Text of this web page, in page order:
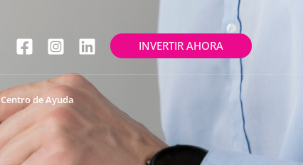
INVERTIR AHORA
Centro de Ayuda